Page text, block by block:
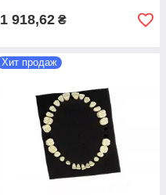
1 918,62 ₴
Хит продаж